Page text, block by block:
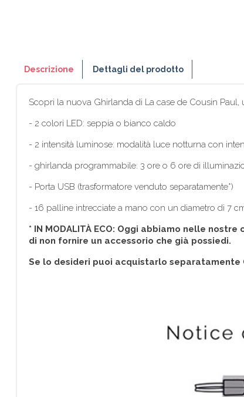
Descrizione Dettagli del prodotto
Scopri la nuova Ghirlanda di La case de Cousin
- 2 colori LED: seppia o bianco caldo
- 2 intensità luminose: modalità luce notturna con
- ghirlanda programmabile: 3 ore o 6 ore di
- Porta USB (trasformatore venduto separatamente*)
- 16 palline intrecciate a mano con un diametro di 7
* IN MODALITÀ ECO: Oggi abbiamo nelle
di non fornire un accessorio che già possiedi.
Se lo desideri puoi acquistarlo separatamente